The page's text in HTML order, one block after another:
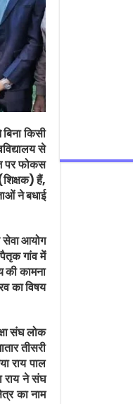
किसी
से
पर फोकस
हैं,
ने बधाई
सेवा आयोग
गांव में
की कामना
का विषय
संघ लोक
तीसरी
राय पाल
राय ने संघ
का नाम